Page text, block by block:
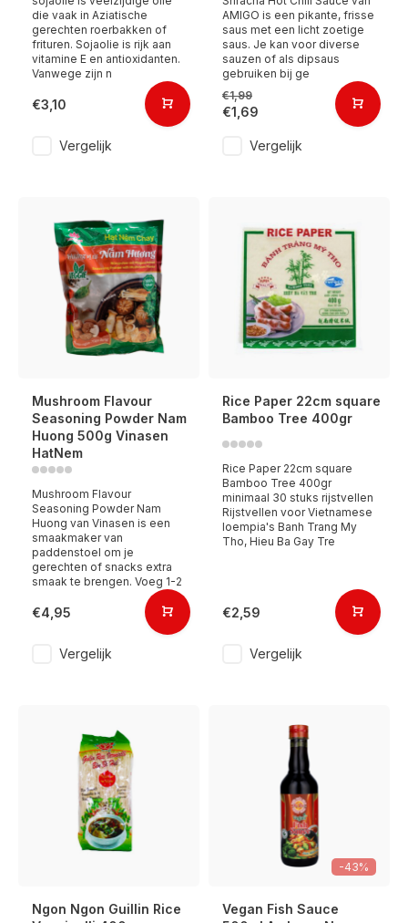
die vaak in Aziatische
gerechten roerbakken of
frituren. Sojaolie is rijk aan
vitamine E en antioxidanten.
Vanwege zijn n
€3,10
Vergelijk
AMIGO is een pikante, frisse
saus met een licht zoetige
saus. Je kan voor diverse
sauzen of als dipsaus
gebruiken bij ge
€1,99
€1,69
Vergelijk
Mushroom Flavour
Seasoning Powder Nam
Huong 500g Vinasen
HatNem
Mushroom Flavour
Seasoning Powder Nam
Huong van Vinasen is een
smaakmaker van
paddenstoel om je
gerechten of snacks extra
smaak te brengen. Voeg 1-2
€4,95
Vergelijk
Rice Paper 22cm square
Bamboo Tree 400gr
Rice Paper 22cm square
Bamboo Tree 400gr
minimaal 30 stuks rijstvellen
Rijstvellen voor Vietnamese
loempia's Banh Trang My
Tho, Hieu Ba Gay Tre
€2,59
Vergelijk
Ngon Ngon Guillin Rice
-43%
Vegan Fish Sauce